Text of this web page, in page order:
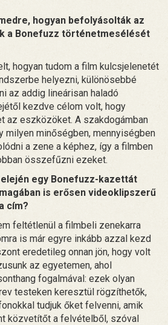
hogyan befolyásolták az
a Bonefuzz történetmesélését
hogyan tudom a film kulcsjelenetét
helyezni, különösebbé
az addig lineárisan haladó
kezdve célom volt, hogy
az eszközöket. A szakdogámban
milyen minőségben, mennyiségben
a zene a képhez, így a filmben
összefűzni ezeket.
egy Bonefuzz-kazettát
is erősen videoklipszerű
cím?
feltétlenül a filmbeli zenekarra
is már egyre inkább azzal kezd
eredetileg onnan jön, hogy volt
az egyetemen, ahol
fogalmával: ezek olyan
testeken keresztül rögzíthetők,
tudjuk őket felvenni, amik
közvetítőt a felvételből, szóval